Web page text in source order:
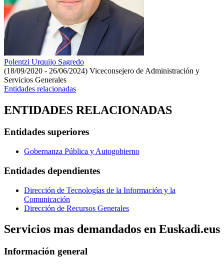
Polentzi Urquijo Sagredo
(18/09/2020 - 26/06/2024) Viceconsejero de Administración y
Servicios Generales
Entidades relacionadas
ENTIDADES RELACIONADAS
Entidades superiores
Gobernanza Pública y Autogobierno
Entidades dependientes
Dirección de Tecnologías de la Información y la
Comunicación
Dirección de Recursos Generales
Servicios mas demandados en Euskadi.eus
Información general